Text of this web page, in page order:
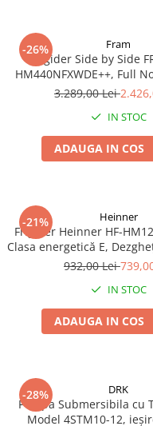
-26% Fram
Frigider Side by Side
HM440NFXWDE++, Full
Inverter, Dozator apă,
3.289,00 Lei
IN STOC
ADAUGA IN COS
-21% Heinner
Frigider Heinner HF-
Clasa energetică E,
Control mecanic cu
932,00 Lei
IN STOC
ADAUGA IN COS
-28% DRK
Pompa Submersibila cu
Model 4STM10-12,